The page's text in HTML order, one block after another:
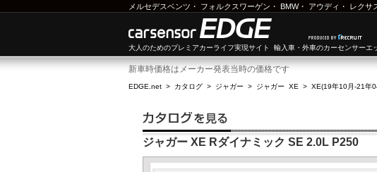
メルセデスベンツ ・ フォルクスワーゲン ・ BMW・ アウディ ・ レクサ
大人のためのプレミアカーライフ実現サイト 輸入車・外車のカーセンサーエ
新車時価格はメーカー発表当時の価格です
EDGE.net > カタログ > ジャガー > ジャガー XE > XE(19年10月-21年
ジャガー XE Rダイナミック SE 2.0L P250